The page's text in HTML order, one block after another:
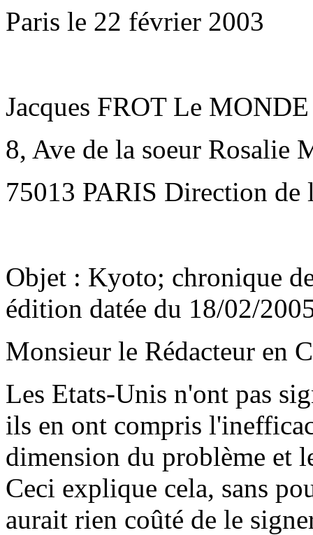
Paris le 22 février 2003
Jacques FROT Le MONDE
8, Ave de la soeur Rosalie
75013 PARIS Direction de
Objet : Kyoto; chronique
édition datée du 18/02/
Monsieur le Rédacteur en
Les Etats-Unis n'ont pas
ils en ont compris
dimension du problème et
Ceci explique cela, sans
aurait rien coûté de le